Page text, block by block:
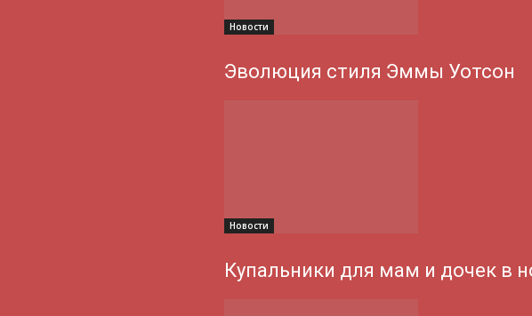
Новости
Эволюция стиля Эммы Уотсон
Новости
Купальники для мам и дочек в